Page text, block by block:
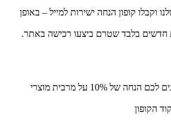
וקבלו קופון הנחה ישירות למייל – באופן
חדשים בלבד שטרם ביצעו רכישה באתר.
, מקנים לכם הנחה של 10% על מרבית מוצרי
הקופון